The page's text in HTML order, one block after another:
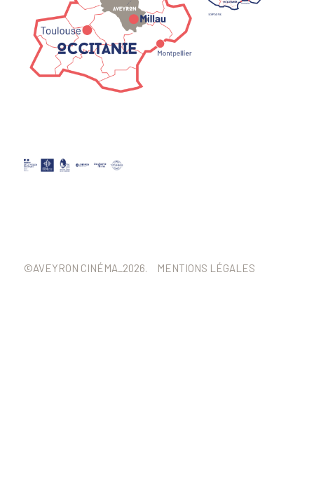
©AVEYRON CINÉMA_2026. MENTIONS LÉGALES